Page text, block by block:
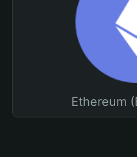
Ethereum